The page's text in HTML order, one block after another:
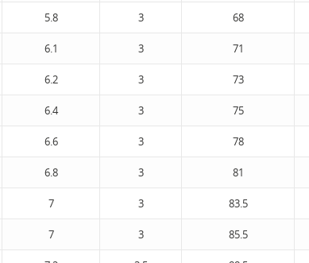
5.8 3 68
6.1 3 71
6.2 3 73
6.4 3 75
6.6 3 78
6.8 3 81
7 3 83.5
7 3 85.5